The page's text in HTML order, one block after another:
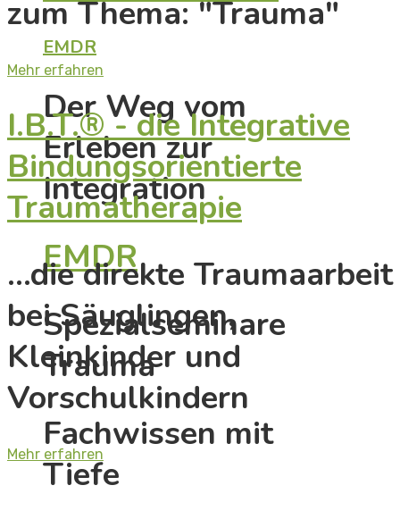
EMDR
Der Weg vom
Erleben zur
Integration
EMDR
Spezialseminare
Trauma
Fachwissen mit
Tiefe
zum Thema: "Trauma"
Mehr erfahren
I.B.T.® - die Integrative
Bindungsorientierte
Traumatherapie
…die direkte Traumaarbeit
bei Säuglingen,
Kleinkinder und
Vorschulkindern
Mehr erfahren